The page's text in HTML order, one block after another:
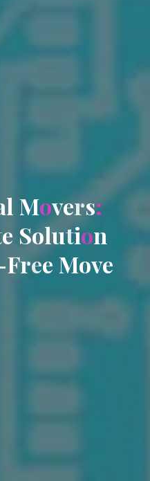
l Movers:
e Solution
Free Move